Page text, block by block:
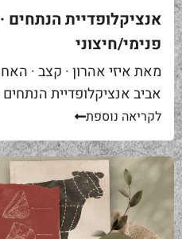
פנימי/חיצוני
מאת איזי אהרון · קצב ·
באים אליי בקצביה
לקריאה נוספת